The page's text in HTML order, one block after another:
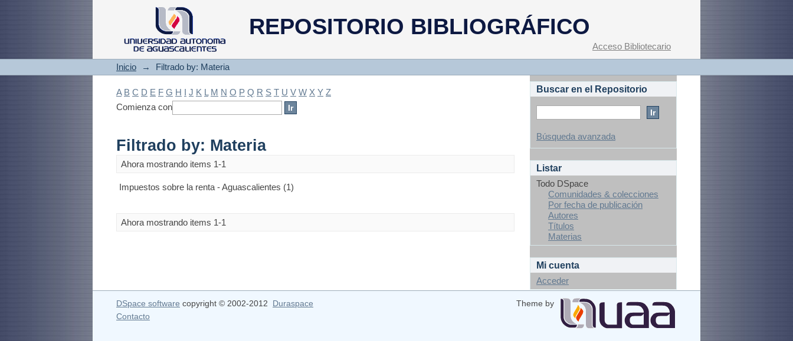
REPOSITORIO BIBLIOGRÁFICO
Filtrado by: Materia
Acceso Bibliotecario
Inicio → Filtrado by: Materia
A B C D E F G H I J K L M N O P Q R S T U V W X Y Z
Comienza con
Filtrado by: Materia
Ahora mostrando items 1-1
Impuestos sobre la renta - Aguascalientes (1)
Ahora mostrando items 1-1
Buscar en el Repositorio
Búsqueda avanzada
Listar
Todo DSpace
Comunidades & colecciones
Por fecha de publicación
Autores
Títulos
Materias
Mi cuenta
Acceder
DSpace software copyright © 2002-2012 Duraspace
Theme by
Contacto